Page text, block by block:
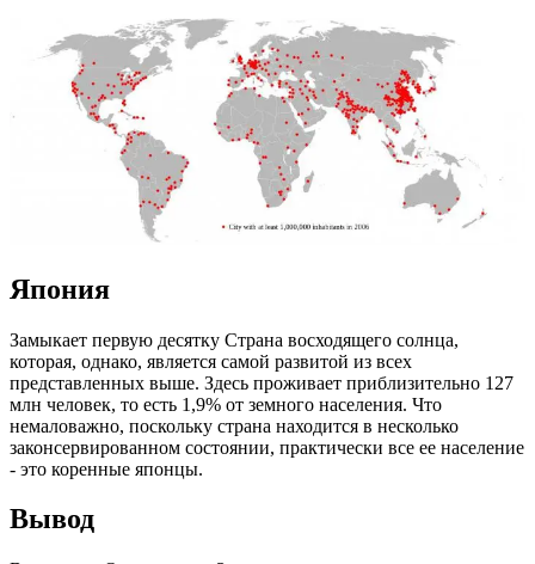
Япония
Замыкает первую десятку Страна восходящего солнца,
которая, однако, является самой развитой из всех
представленных выше. Здесь проживает приблизительно 127
млн человек, то есть 1,9% от земного населения. Что
немаловажно, поскольку страна находится в несколько
законсервированном состоянии, практически все ее население
- это коренные японцы.
Вывод